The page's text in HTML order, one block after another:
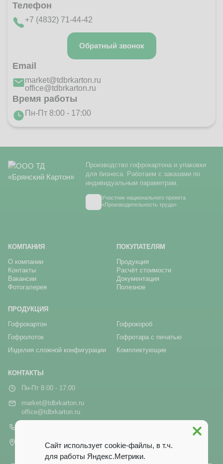
Телефон
+7 (4832) 71-44-42
Обратный звонок
Email
market@tdbrkarton.ru
office@tdbrkarton.ru
Время работы
Пн-Пт 8:00 - 17:00
Производство гофрокартона и упаковки
для бизнеса. Работаем с заказами по
индивидуальным параметрам.
Участник национального проекта
«Производительность труда»
КОМПАНИЯ
О компании
Контакты
Вакансии
Фотогалерея
ПОКУПАТЕЛЯМ
Продукция
Расчёт стоимости
Документация
Полезное
ПРОДУКЦИЯ
Гофрокартон
Гофрокороб
Гофролоток
Гофротара с печатью
Изделия сложной конфигурации
Комплектующие
КОНТАКТЫ
Пн-Пт 8:00 - 17:00
market@tdbrkarton.ru
office@tdbrkarton.ru
г. Брянск, рп Белые Берега,
ул. Белобережская, 1А
Сайт использует cookie-файлы, в т.ч.
для работы Яндекс.Метрики.